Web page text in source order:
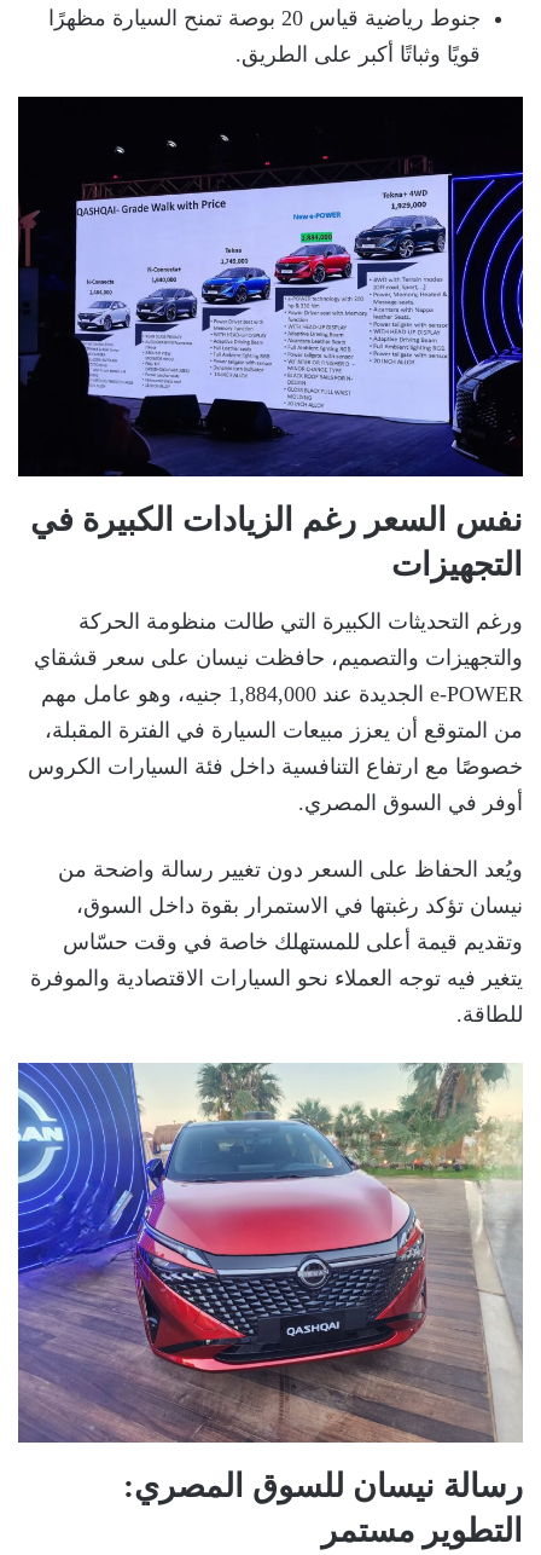
جنوط رياضية قياس 20 بوصة تمنح السيارة مظهرًا
قويًا وثباتًا أكبر على الطريق.
نفس السعر رغم الزيادات الكبيرة في
التجهيزات
ورغم التحديثات الكبيرة التي طالت منظومة الحركة
والتجهيزات والتصميم، حافظت نيسان على سعر قشقاي
e-POWER الجديدة عند 1,884,000 جنيه، وهو عامل مهم
من المتوقع أن يعزز مبيعات السيارة في الفترة المقبلة،
خصوصًا مع ارتفاع التنافسية داخل فئة السيارات الكروس
أوفر في السوق المصري.
ويُعد الحفاظ على السعر دون تغيير رسالة واضحة من
نيسان تؤكد رغبتها في الاستمرار بقوة داخل السوق،
وتقديم قيمة أعلى للمستهلك خاصة في وقت حسّاس
يتغير فيه توجه العملاء نحو السيارات الاقتصادية والموفرة
للطاقة.
رسالة نيسان للسوق المصري:
التطوير مستمر